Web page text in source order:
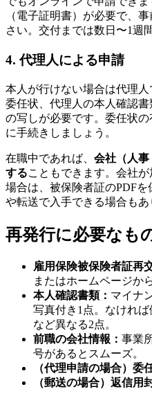
（電子証明書）が必要で、
さい。交付までは数日〜1週
4. 代理人による申請
本人が行けない場合は代理
委任状、代理人の本人確認
の写しが必要です。委任状
に手続きしましょう。
在職中であれば、 会社（人
することもできます。会社
場合は、被保険者証のPDF
や転送で入手できる場合もあ
再発行に必要なも
雇用保険被保険者証再
またはホームページか
本人確認書類： マイナ
写真付き1点。なけれ
など異なる2点。
前職の会社情報： 事業
号があるとスムーズ。
（代理申請の場合）委
（郵送の場合）返信用